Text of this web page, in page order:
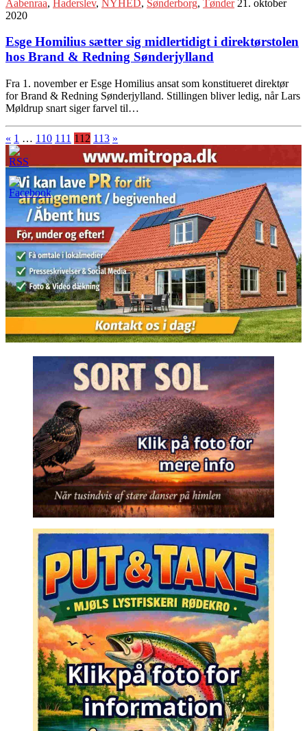
Aabenraa, Haderslev, NYHED, Sønderborg, Tønder 21. oktober
2020
Esge Homilius sætter sig midlertidigt i direktørstolen
hos Brand & Redning Sønderjylland
Fra 1. november er Esge Homilius ansat som konstitueret direktør
for Brand & Redning Sønderjylland. Stillingen bliver ledig, når Lars
Møldrup snart siger farvel til…
« 1 … 110 111 112 113 »